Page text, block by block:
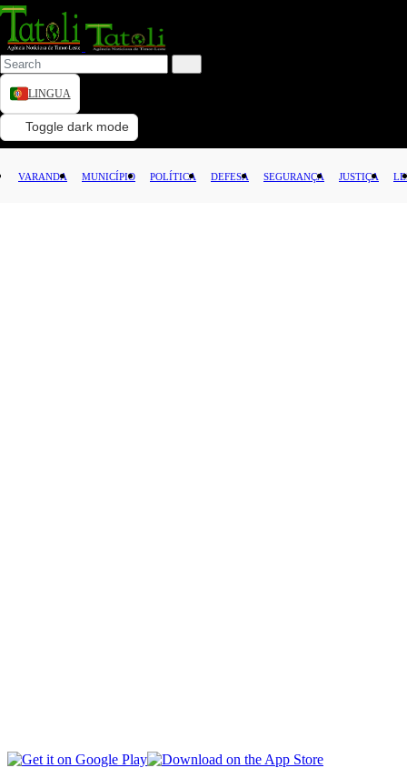
VARANDA
LINGUA
Toggle dark mode
VARANDA MUNICÍPIO POLÍTICA DEFESA SEGURANÇA JUSTIÇA